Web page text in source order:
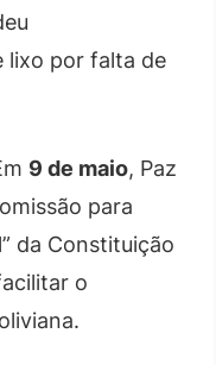
lixo por falta de
9 de maio, Paz
para
da Constituição
o